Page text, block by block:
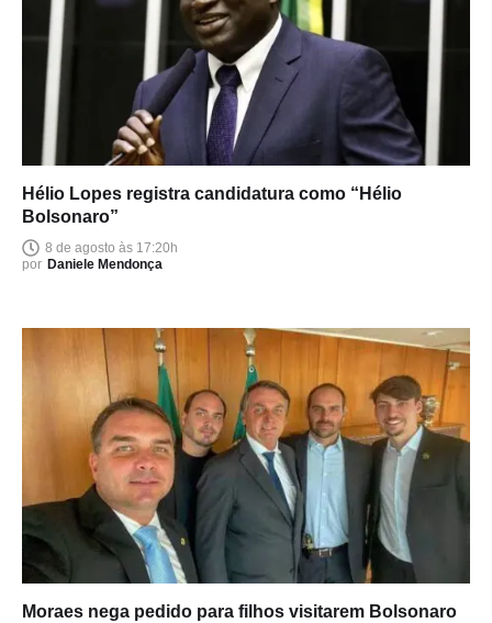
Hélio Lopes registra candidatura como “Hélio
Bolsonaro”
8 de agosto às 17:20h
por Daniele Mendonça
Moraes nega pedido para filhos visitarem Bolsonaro